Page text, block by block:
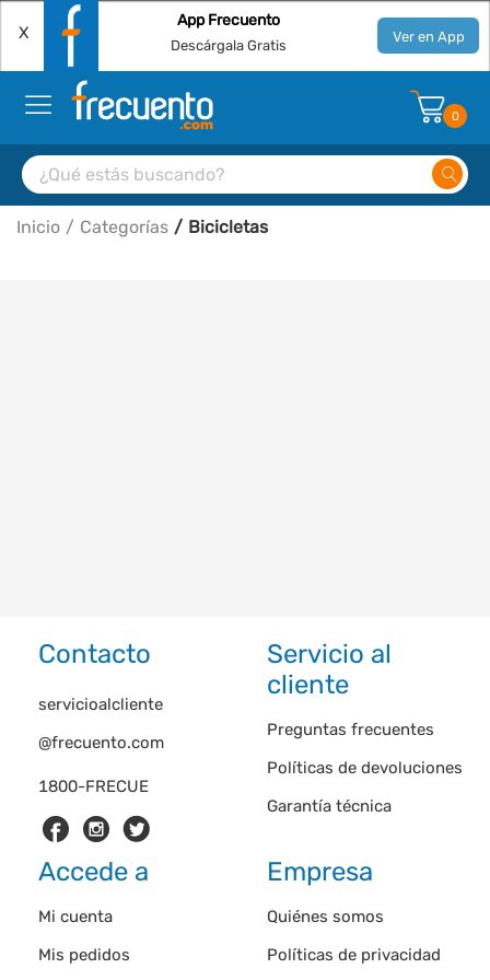
X
App Frecuento
Descárgala Gratis Ver en App
0
Inicio Categorías Bicicletas
Contacto
1800-FRECUE
servicioalcliente
@frecuento.com
Servicio al
cliente
Preguntas frecuentes
Políticas de devoluciones
Garantía técnica
Accede a
Mi cuenta
Mis pedidos
Empresa
Quiénes somos
Políticas de privacidad